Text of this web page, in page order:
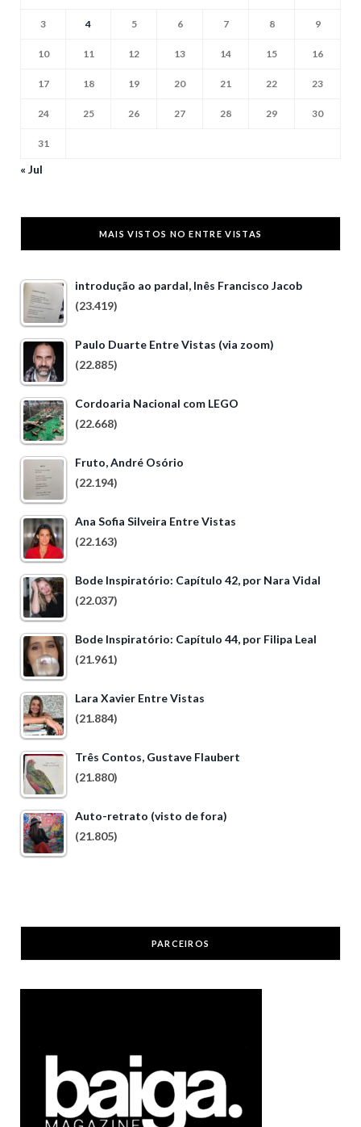
3 4 5 6 7 8 9
10 11 12 13 14 15 16
17 18 19 20 21 22 23
24 25 26 27 28 29 30
31
« Jul
MAIS VISTOS NO ENTRE VISTAS
introdução ao pardal, Inês Francisco Jacob
(23.419)
Paulo Duarte Entre Vistas (via zoom)
(22.885)
Cordoaria Nacional com LEGO
(22.668)
Fruto, André Osório
(22.194)
Ana Sofia Silveira Entre Vistas
(22.163)
Bode Inspiratório: Capítulo 42, por Nara Vidal
(22.037)
Bode Inspiratório: Capítulo 44, por Filipa Leal
(21.961)
Lara Xavier Entre Vistas
(21.884)
Três Contos, Gustave Flaubert
(21.880)
Auto-retrato (visto de fora)
(21.805)
PARCEIROS